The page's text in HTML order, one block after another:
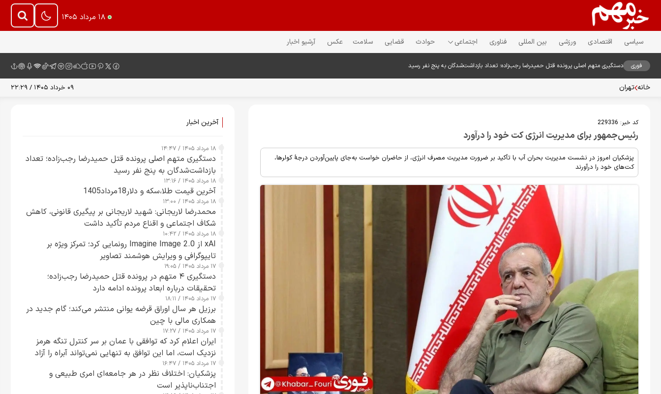
۱۸ مرداد ۱۴۰۵
سیاسی اقتصادی ورزشی بین المللی فناوری اجتماعی حوادث قضایی سلامت عکس آرشیو اخبار
فوری دستگیری متهم اصلی پرونده قتل حمیدرضا رجب‌زاده؛ تعداد بازداشت‌شدگان به پنج نفر رسید
خانه تهران ۰۹ خرداد ۱۴۰۵ / ۲۲:۲۹
کد خبر: 229336
رئیس‌جمهور برای مدیریت انرژی کت خود را درآورد
پزشکیان امروز در نشست مدیریت بحران آب با تأکید بر ضرورت مدیریت مصرف انرژی، از حاضران خواست به‌جای پایین‌آوردن درجهٔ کولرها،
کت‌های خود را درآورند
آخرین اخبار
۱۸ مرداد ۱۴۰۵ / ۱۴:۴۷
دستگیری متهم اصلی پرونده قتل حمیدرضا رجب‌زاده؛ تعداد
بازداشت‌شدگان به پنج نفر رسید
۱۸ مرداد ۱۴۰۵ / ۱۳:۱۶
آخرین قیمت طلا،سکه و دلار18مرداد1405
۱۸ مرداد ۱۴۰۵ / ۱۳:۰۰
محمدرضا لاریجانی: شهید لاریجانی بر پیگیری قانونی، کاهش
شکاف اجتماعی و اقناع مردم تأکید داشت
۱۸ مرداد ۱۴۰۵ / ۱۰:۴۲
xAI از Imagine Image 2.0 رونمایی کرد؛ تمرکز ویژه بر
تایپوگرافی و ویرایش هوشمند تصاویر
۱۷ مرداد ۱۴۰۵ / ۱۹:۰۵
دستگیری ۴ متهم در پرونده قتل حمیدرضا رجب‌زاده؛
تحقیقات درباره ابعاد پرونده ادامه دارد
۱۷ مرداد ۱۴۰۵ / ۱۸:۱۱
برزیل هر سال اوراق قرضه یوانی منتشر می‌کند؛ گام جدید در
همکاری مالی با چین
۱۷ مرداد ۱۴۰۵ / ۱۷:۲۷
ایران اعلام کرد که توافقی با عمان بر سر کنترل تنگه هرمز
نزدیک است، اما این توافق به تنهایی نمی‌تواند آبراه را آزاد
کند
۱۷ مرداد ۱۴۰۵ / ۱۶:۴۷
پزشکیان: اختلاف نظر در هر جامعه‌ای امری طبیعی و
اجتناب‌ناپذیر است